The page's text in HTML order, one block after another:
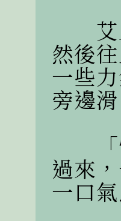
艾
然後
一些
旁邊
「
過來
一口